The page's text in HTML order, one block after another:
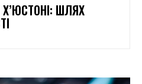
Х’ЮСТОНІ: ШЛЯХ